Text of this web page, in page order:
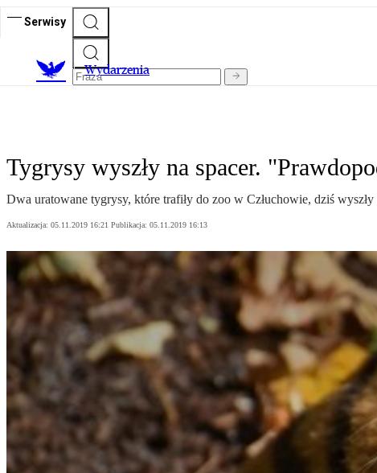
Serwisy
Wydarzenia
Tygrysy wyszły na spacer.
Dwa uratowane tygrysy, które trafiły do zoo w Człuchowie, dziś
Aktualizacja: 05.11.2019 16:21 Publikacja: 05.11.2019 16:13